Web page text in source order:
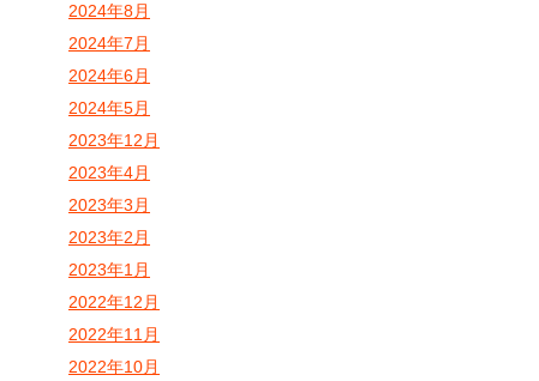
2024年8月
2024年7月
2024年6月
2024年5月
2023年12月
2023年4月
2023年3月
2023年2月
2023年1月
2022年12月
2022年11月
2022年10月